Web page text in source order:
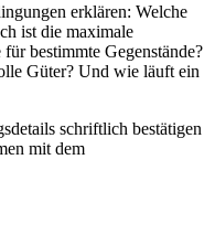
erklären: Welche
ist die maximale
bestimmte Gegenstände?
Güter? Und wie läuft ein
schriftlich bestätigen
mit dem